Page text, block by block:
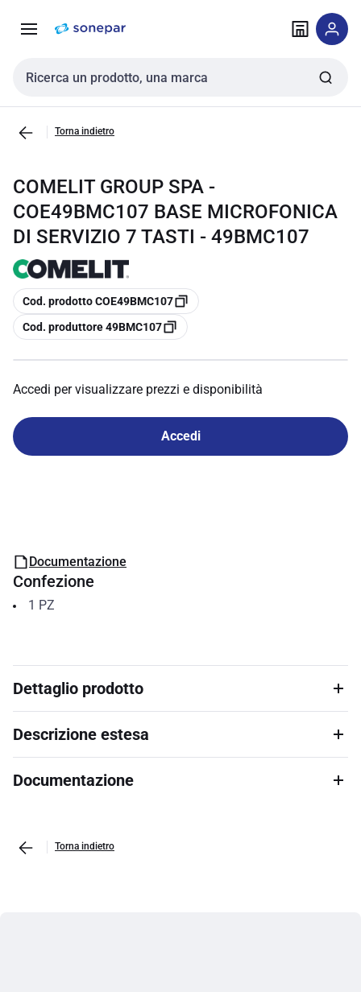
navigazione alla
Cerca input
Torna indietro
COMELIT GROUP SPA -
COE49BMC107 BASE MICROFONICA
DI SERVIZIO 7 TASTI - 49BMC107
copia
Cod. prodotto COE49BMC107
copia
Cod. produttore 49BMC107
Accedi per visualizzare prezzi e disponibilità
Accedi
Documentazione
Confezione
1 PZ
Dettaglio prodotto
Descrizione estesa
Documentazione
Torna indietro